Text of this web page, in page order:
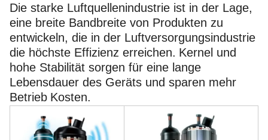
Die starke Luftquellenindustrie ist in der Lage,
eine breite Bandbreite von Produkten zu
entwickeln, die in der Luftversorgungsindustrie
die höchste Effizienz erreichen. Kernel und
hohe Stabilität sorgen für eine lange
Lebensdauer des Geräts und sparen mehr
Betrieb Kosten.